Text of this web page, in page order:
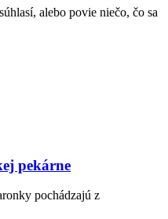
alebo povie niečo, čo sa
pekárne
pochádzajú z